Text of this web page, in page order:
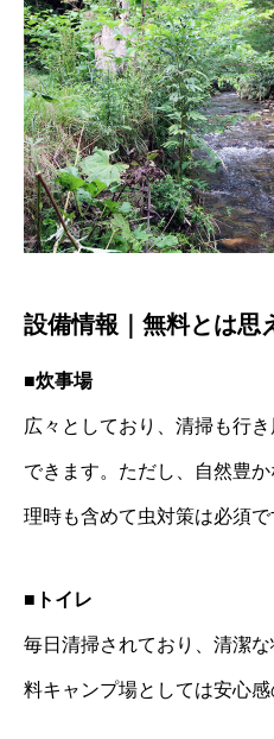
設備情報｜無料とは思
■炊事場
広々としており、清掃も行
できます。ただし、自然豊
理時も含めて虫対策は必須で
■トイレ
毎日清掃されており、清潔
料キャンプ場としては安心感